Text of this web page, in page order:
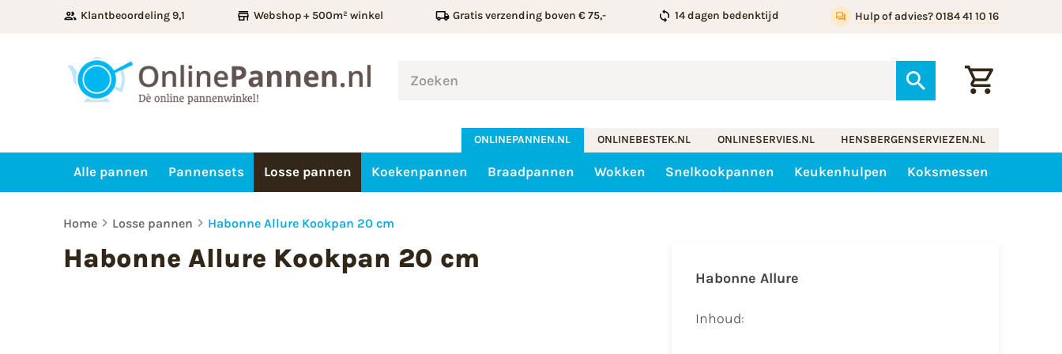
Klantbeoordeling 9,1 Webshop + 500m² winkel Gratis verzending boven € 75,- 14 dagen bedenktijd Hulp of advies? 0184 41 10 16
ONLINEPANNEN.NL ONLINEBESTEK.NL ONLINESERVIES.NL HENSBERGENSERVIEZEN.NL
Alle pannen Pannensets Losse pannen Koekenpannen Braadpannen Wokken Snelkookpannen Keukenhulpen Koksmessen
Home Losse pannen Habonne Allure Kookpan 20 cm
Habonne Allure Kookpan 20 cm
Habonne Allure
Inhoud: